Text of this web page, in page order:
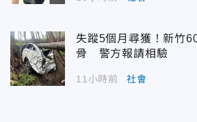
失蹤5個月尋獲！新竹
骨 警方報請相驗
11小時前 社會